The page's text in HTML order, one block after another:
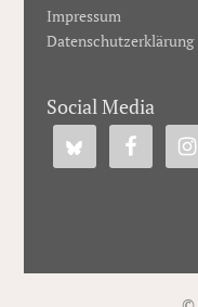
Impressum
Datenschutzerklärung
Social Media